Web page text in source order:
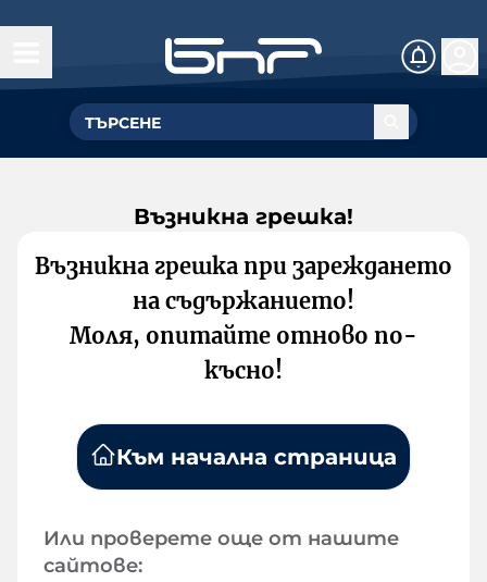
Възникна грешка!
Възникна грешка при зареждането
на съдържанието!
Моля, опитайте отново по-
късно!
Към начална страница
Или проверете още от нашите
сайтове: